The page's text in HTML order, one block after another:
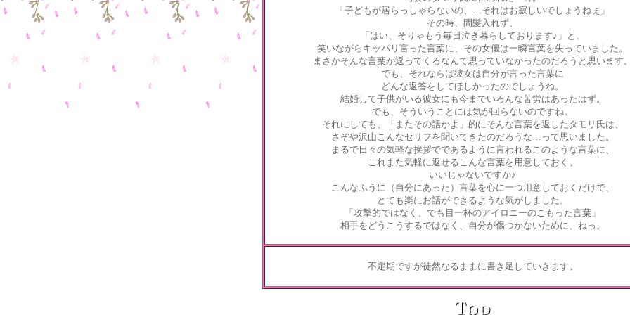
「子どもが居らっしゃらないの、…それはお寂しいでしょうねぇ」
その時、間髪入れず、
「はい、そりゃもう毎日泣き暮らしております♪」と、
笑いながらキッパリ言った言葉に、その女優は一瞬言葉を失っていました。
まさかそんな言葉が返ってくるなんて思っていなかったのだろうと思います
でも、それならば彼女は自分が言った言葉に
どんな返答をしてほしかったのでしょうね。
結婚して子供がいる彼女にも今までいろんな苦労はあったはず。
でも、そういうことには気が回らないのですね。
それにしても、「またその話かよ」的にそんな言葉を返したタモリ氏は、
さぞや沢山こんなセリフを聞いてきたのだろうな…って思いました。
まるで日々の気軽な挨拶でであるように言われるこのような言葉に、
これまた気軽に返せるこんな言葉を用意しておく。
いいじゃないですか♪
こんなふうに（自分にあった）言葉を心に一つ用意しておくだけで、
とても楽にお話ができるような気がしました。
「攻撃的ではなく、でも目一杯のアイロニーのこもった言葉」
相手をどうこうするではなく、自分が傷つかないために、ねっ。
不定期ですが徒然なるままに書き足していきます。